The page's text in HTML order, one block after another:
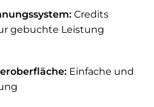
Credits
gebuchte Leistung
Einfache und